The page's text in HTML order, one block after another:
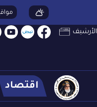
الأرشيف
اقتصاد